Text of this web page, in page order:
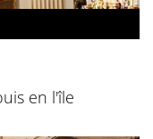
en l'île